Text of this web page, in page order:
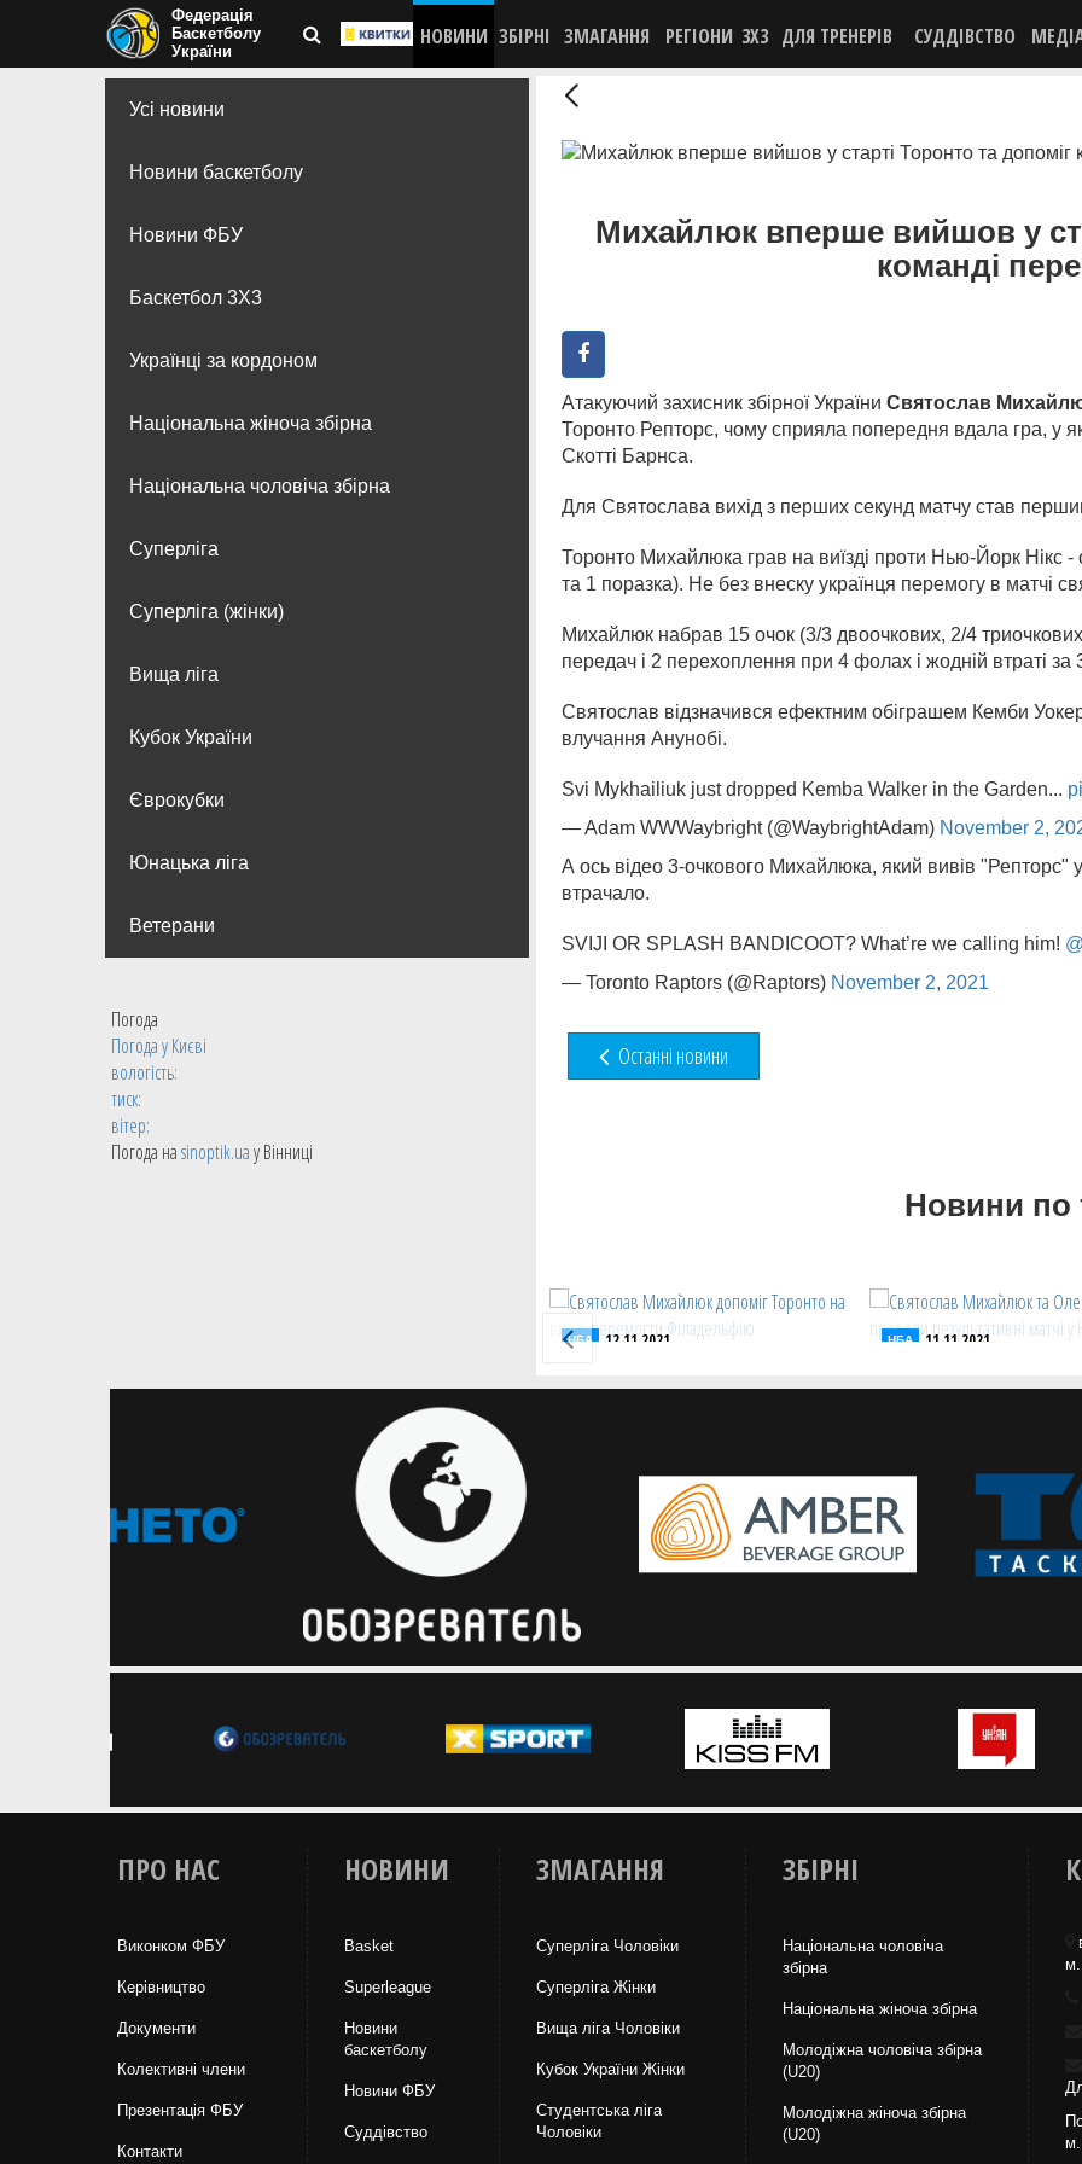
Федерація
Баскетболу
України
НОВИНИ ЗБІРНІ ЗМАГАННЯ РЕГІОНИ 3X3 ДЛЯ ТРЕНЕРІВ СУДДІВСТВО
Усі новини
Новини баскетболу
Новини ФБУ
Баскетбол 3Х3
Українці за кордоном
Національна жіноча збірна
Національна чоловіча збірна
Суперліга
Суперліга (жінки)
Вища лiга
Кубок України
Єврокубки
Юнацька ліга
Ветерани
Погода
Погода уКиєві
вологість:
тиск:
вітер:
Погода наsinoptik.uaу Вінниці
Михайлюк вперше вийшов у
команді
Атакуючий захисник збірної України Святослав
Торонто Репторс, чому сприяла попередня вдала гра, у
Скотті Барнса.
Для Святослава вихід з перших секунд матчу став
Торонто Михайлюка грав на виїзді проти Нью-Йорк Нікс -
та 1 поразка). Не без внеску українця перемогу в матчі
Михайлюк набрав 15 очок (3/3 двоочкових, 2/4
передач і 2 перехоплення при 4 фолах і жодній втраті
Святослав відзначився ефектним обіграшем Кемби
влучання Анунобі.
Svi Mykhailiuk just dropped Kemba Walker in the Garden...
— Adam WWWaybright (@WaybrightAdam) November 2,
А ось відео 3-очкового Михайлюка, який вивів
втрачало.
SVIJI OR SPLASH BANDICOOT? What’re we calling him!
— Toronto Raptors (@Raptors) November 2, 2021
Останні новини
Новини по
очки в матчі проти Портленда
Олексій Лень в другому матчі
поспіль не отримав ігрових хвилин
НБА 12.11.2021
Торонто на виїзді перемогти
НБА 11.11.2021
Лень провели
ПРО НАС
Виконком ФБУ
Керівництво
Документи
Колективні члени
Презентація ФБУ
Контакти
НОВИНИ
Basket
Superleague
Новини
баскетболу
Новини ФБУ
Суддівство
ЗМАГАННЯ
Суперліга Чоловіки
Суперліга Жінки
Вища лiга Чоловіки
Кубок України Жінки
Студентська ліга
Чоловiки
ЗБІРНІ
Національна чоловіча
збірна
Національна жiноча збірна
Молодіжна чоловіча збірна
(U20)
Молодіжна жіноча збірна
(U20)
м.